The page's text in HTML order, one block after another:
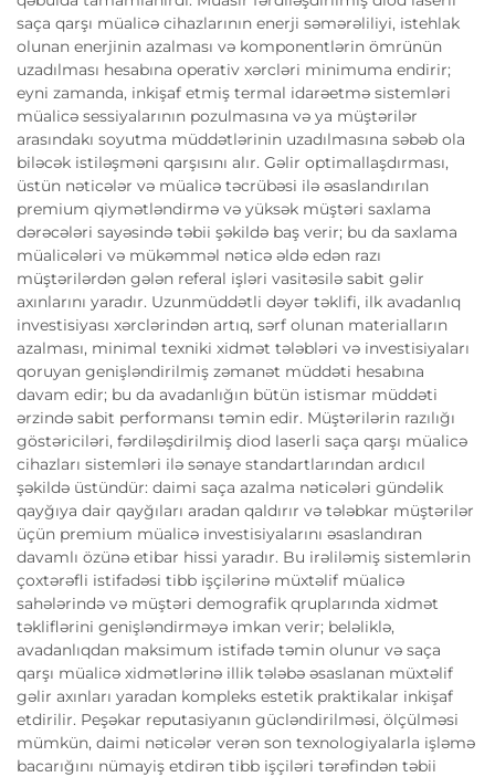
saça qarşı müalicə cihazlarının enerji səmərəliliyi, istehlak
olunan enerjinin azalması və komponentlərin ömrünün
uzadılması hesabına operativ xərcləri minimuma endirir;
eyni zamanda, inkişaf etmiş termal idarəetmə sistemləri
müalicə sessiyalarının pozulmasına və ya müştərilər
arasındakı soyutma müddətlərinin uzadılmasına səbəb ola
biləcək istiləşməni qarşısını alır. Gəlir optimallaşdırması,
üstün nəticələr və müalicə təcrübəsi ilə əsaslandırılan
premium qiymətləndirmə və yüksək müştəri saxlama
dərəcələri sayəsində təbii şəkildə baş verir; bu da saxlama
müalicələri və mükəmməl nəticə əldə edən razı
müştərilərdən gələn referal işləri vasitəsilə sabit gəlir
axınlarını yaradır. Uzunmüddətli dəyər təklifi, ilk avadanlıq
investisiyası xərclərindən artıq, sərf olunan materialların
azalması, minimal texniki xidmət tələbləri və investisiyaları
qoruyan genişləndirilmiş zəmanət müddəti hesabına
davam edir; bu da avadanlığın bütün istismar müddəti
ərzində sabit performansı təmin edir. Müştərilərin razılığı
göstəriciləri, fərdiləşdirilmiş diod laserli saça qarşı müalicə
cihazları sistemləri ilə sənaye standartlarından ardıcıl
şəkildə üstündür: daimi saça azalma nəticələri gündəlik
qayğıya dair qayğıları aradan qaldırır və tələbkar müştərilər
üçün premium müalicə investisiyalarını əsaslandıran
davamlı özünə etibar hissi yaradır. Bu irəliləmiş sistemlərin
çoxtərəfli istifadəsi tibb işçilərinə müxtəlif müalicə
sahələrində və müştəri demografik qruplarında xidmət
təkliflərini genişləndirməyə imkan verir; beləliklə,
avadanlıqdan maksimum istifadə təmin olunur və saça
qarşı müalicə xidmətlərinə illik tələbə əsaslanan müxtəlif
gəlir axınları yaradan kompleks estetik praktikalar inkişaf
etdirilir. Peşəkar reputasiyanın gücləndirilməsi, ölçülməsi
mümkün, daimi nəticələr verən son texnologiyalarla işləmə
bacarığını nümayiş etdirən tibb işçiləri tərəfindən təbii